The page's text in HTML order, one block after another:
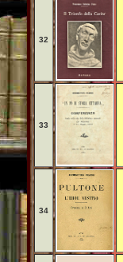
32
33
34